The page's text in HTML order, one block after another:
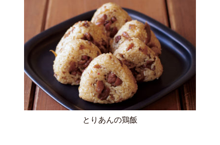
とりあんの鶏飯